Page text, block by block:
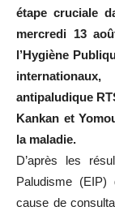
étape cruciale
mercredi 13
l’Hygiène
antipaludique
Kankan et
la maladie.
D’après les
Paludisme
cause de